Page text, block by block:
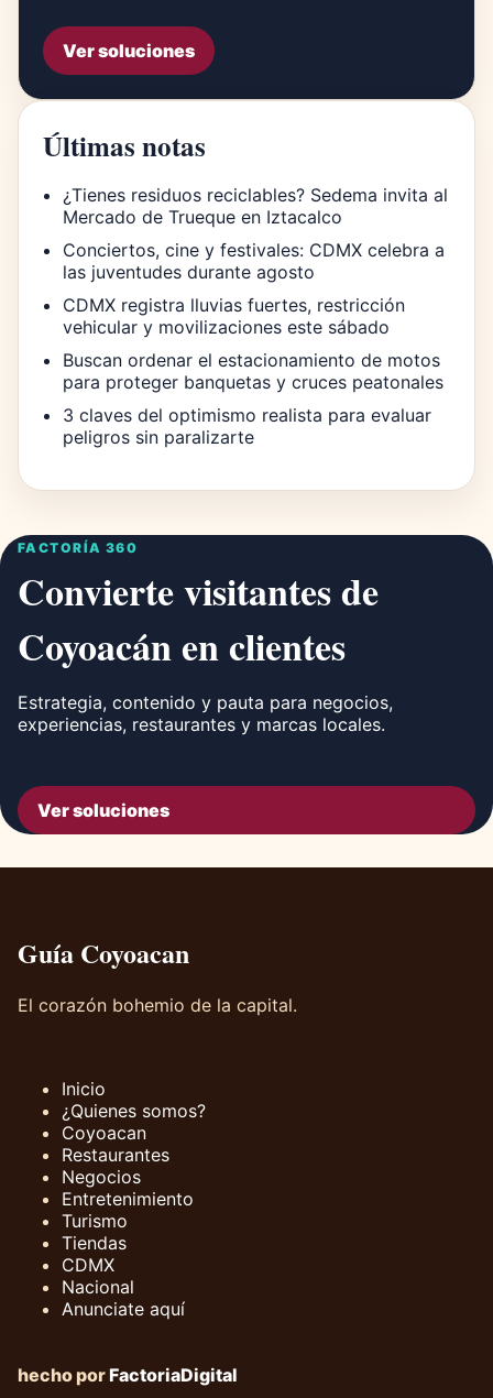
Ver soluciones
Últimas notas
¿Tienes residuos reciclables? Sedema invita al
Mercado de Trueque en Iztacalco
Conciertos, cine y festivales: CDMX celebra a
las juventudes durante agosto
CDMX registra lluvias fuertes, restricción
vehicular y movilizaciones este sábado
Buscan ordenar el estacionamiento de motos
para proteger banquetas y cruces peatonales
3 claves del optimismo realista para evaluar
peligros sin paralizarte
FACTORÍA 360
Convierte visitantes de
Coyoacán en clientes
Estrategia, contenido y pauta para negocios,
experiencias, restaurantes y marcas locales.
Ver soluciones
Guía Coyoacan
El corazón bohemio de la capital.
Inicio
¿Quienes somos?
Coyoacan
Restaurantes
Negocios
Entretenimiento
Turismo
Tiendas
CDMX
Nacional
Anunciate aquí
hecho porFactoriaDigital